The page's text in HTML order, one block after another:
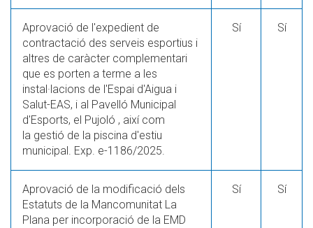
Aprovació de l'expedient de
contractació des serveis esportius i
altres de caràcter complementari
que es porten a terme a les
instal·lacions de l'Espai d'Aigua i
Salut-EAS, i al Pavelló Municipal
d'Esports, el Pujoló , així com
la gestió de la piscina d'estiu
municipal. Exp. e-1186/2025.
Sí Sí
Aprovació de la modificació dels
Estatuts de la Mancomunitat La
Plana per incorporació de la EMD
Sí Sí